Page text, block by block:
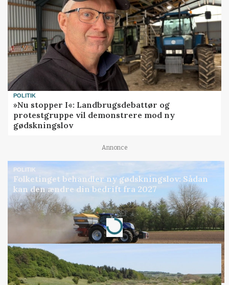
POLITIK
»Nu stopper I«: Landbrugsdebattør og
protestgruppe vil demonstrere mod ny
gødskningslov
Annonce
POLITIK
Folketinget behandler ny gødskningslov: Sådan
kan den ændre din bedrift fra 2027
Annonce
Loading...